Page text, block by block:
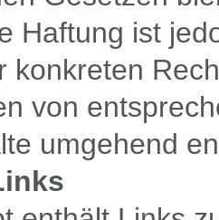
Haftung ist
konkreten
von
umgehend